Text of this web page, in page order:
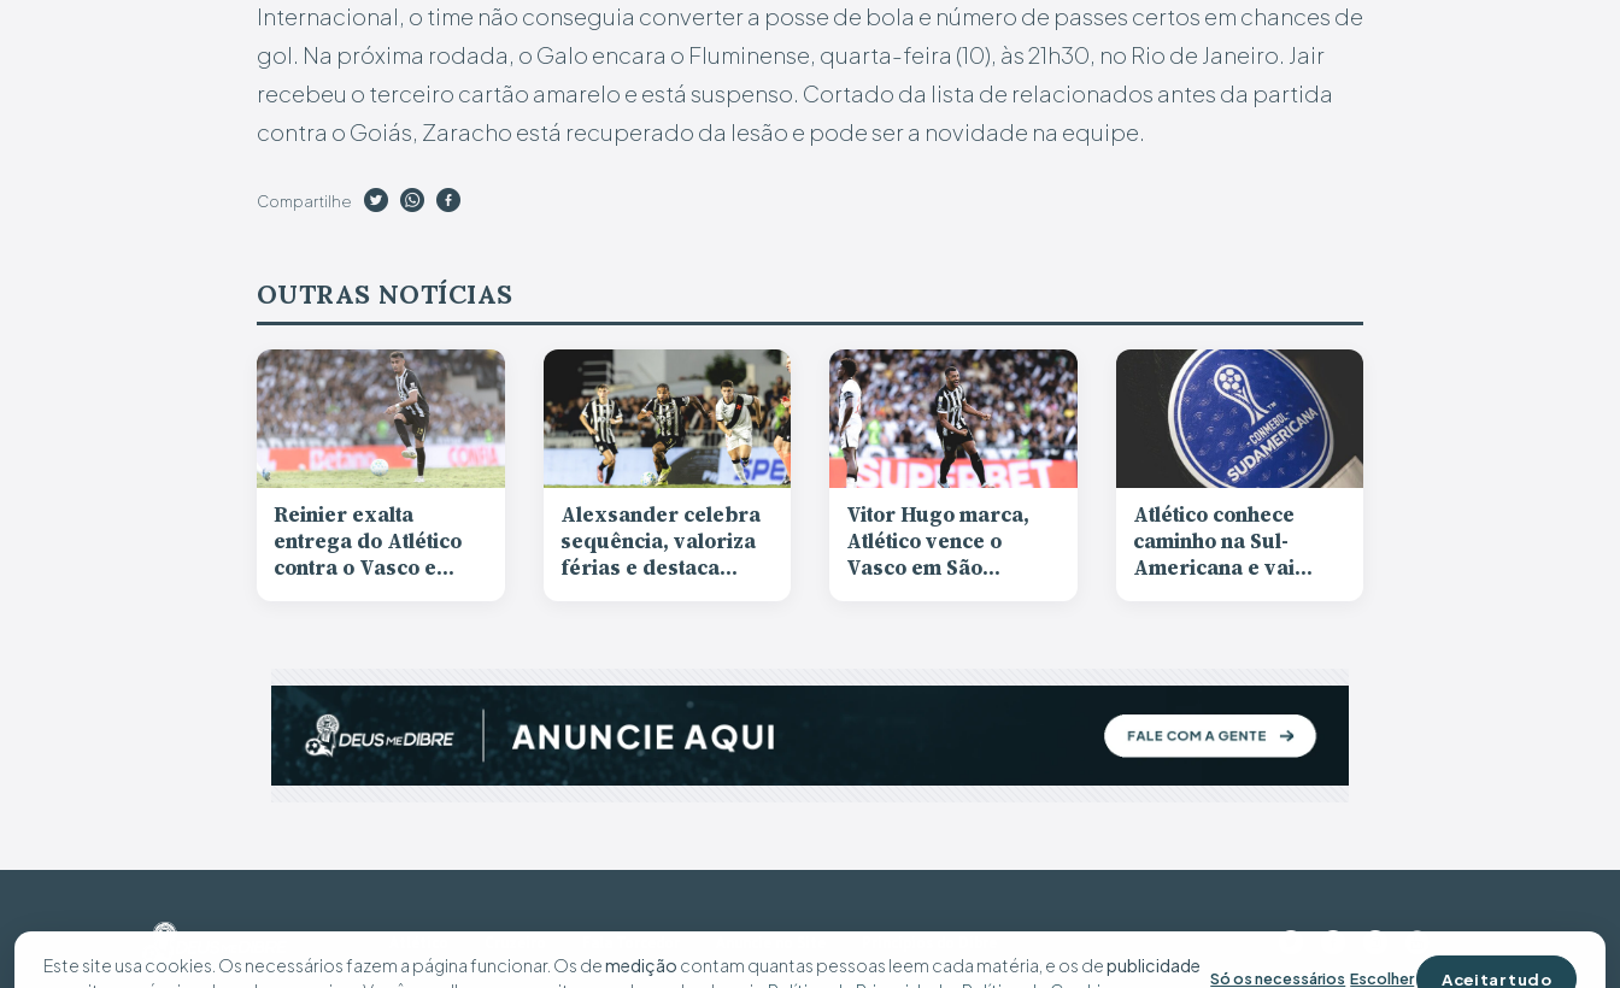
Internacional, o time não conseguia converter a posse de bola e número de passes certos em chances de
gol. Na próxima rodada, o Galo encara o Fluminense, quarta-feira (10), às 21h30, no Rio de Janeiro. Jair
recebeu o terceiro cartão amarelo e está suspenso. Cortado da lista de relacionados antes da partida
contra o Goiás, Zaracho está recuperado da lesão e pode ser a novidade na equipe.
Compartilhe
OUTRAS NOTÍCIAS
Reinier exalta
entrega do Atlético
contra o Vasco e
Alexsander celebra
sequência, valoriza
férias e destaca
Vitor Hugo marca,
Atlético vence o
Vasco em São
Atlético conhece
caminho na Sul-
Americana e vai
Este site usa cookies. Os necessários fazem a página funcionar. Os demedição contam quantas pessoas leem cada matéria, e os depublicidade
Só os necessários Escolher Aceitar tudo